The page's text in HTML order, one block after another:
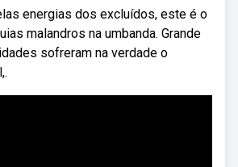
energias dos excluídos, este é o
malandros na umbanda. Grande
sofreram na verdade o